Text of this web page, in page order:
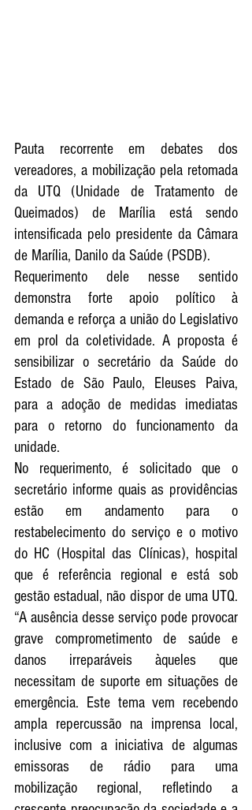
Pauta recorrente em debates dos
vereadores, a mobilização pela retomada
da UTQ (Unidade de Tratamento de
Queimados) de Marília está sendo
intensificada pelo presidente da Câmara
de Marília, Danilo da Saúde (PSDB).
Requerimento dele nesse sentido
demonstra forte apoio político à
demanda e reforça a união do Legislativo
em prol da coletividade. A proposta é
sensibilizar o secretário da Saúde do
Estado de São Paulo, Eleuses Paiva,
para a adoção de medidas imediatas
para o retorno do funcionamento da
unidade.
No requerimento, é solicitado que o
secretário informe quais as providências
estão em andamento para o
restabelecimento do serviço e o motivo
do HC (Hospital das Clínicas), hospital
que é referência regional e está sob
gestão estadual, não dispor de uma UTQ.
“A ausência desse serviço pode provocar
grave comprometimento de saúde e
danos irreparáveis àqueles que
necessitam de suporte em situações de
emergência. Este tema vem recebendo
ampla repercussão na imprensa local,
inclusive com a iniciativa de algumas
emissoras de rádio para uma
mobilização regional, refletindo a